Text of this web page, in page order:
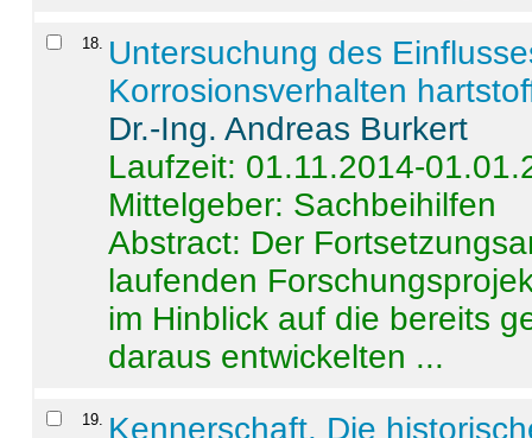
18
Untersuchung des
Korrosionsverhalten
Dr.-Ing. Andreas Burkert
Laufzeit: 01.11.2014-
Mittelgeber: Sachbeihilfen
Abstract: Der
laufenden
im Hinblick auf die bereits
daraus entwickelten ...
19
Kennerschaft. Die